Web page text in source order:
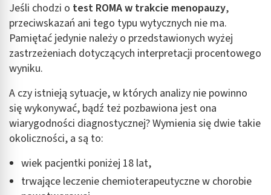
Jeśli chodzi o test ROMA w trakcie menopauzy,
przeciwskazań ani tego typu wytycznych nie ma.
Pamiętać jedynie należy o przedstawionych wyżej
zastrzeżeniach dotyczących interpretacji procentowego
wyniku.
A czy istnieją sytuacje, w których analizy nie powinno
się wykonywać, bądź też pozbawiona jest ona
wiarygodności diagnostycznej? Wymienia się dwie takie
okoliczności, a są to:
wiek pacjentki poniżej 18 lat,
trwające leczenie chemioterapeutyczne w chorobie
Funkcje specjalne IAB:
Użycie dokładnych danych geolokalizacyjnych
Identyfikowanie urządzeń na podstawie
aktywnie żądanych informacji
Cele przetwarzania inne niż IAB:
Niezbędne
Wydajność (Performance)
Reklama / śledzenie